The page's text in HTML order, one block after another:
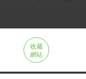
收藏
網站